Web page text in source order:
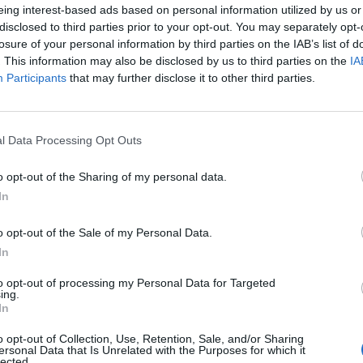
interest-based ads based on personal information utilized by us
to third parties prior to your opt-out. You may separately
of your personal information by third parties on the IAB’s list of
This information may also be disclosed by us to third parties on the
Participants that may further disclose it to other third parties.
Data Processing Opt Outs
opt-out of the Sharing of my personal data.
opt-out of the Sale of my Personal Data.
opt-out of processing my Personal Data for Targeted
opt-out of Collection, Use, Retention, Sale, and/or Sharing
Data that Is Unrelated with the Purposes for which it
πάρει μέρος σε διάφορες τηλεοπτικές
σειρές
"The Bold and the Beautiful", "CSI:NY",
"The Comeback", "Ghosts of
στην καριέρα του ωστόσο έγινε το "
ένα από τα μοντέλα που συνεργάστηκαν το 2010
Χ καμπάνια εσωρούχων
Hilary Duff "With Love". Και συνεχίζει να βλέπει
τρόμου, να επιδίδεται σε extreme sports
υπέρ των ζώων υποστηρίζοντας σε κάθε
Point of View
ΑΠΟΣΤΟΛΟΠΟΥΛΟΥ
καλοκαιρινή
σαλάτα με
A STORY BY KORI
ΔΑΦΝΗ ΚΑΡΑΒΟΚΥΡΗ
Nτίνα Νικολάου: «Όταν
έπαθα την πρώτη κρίση